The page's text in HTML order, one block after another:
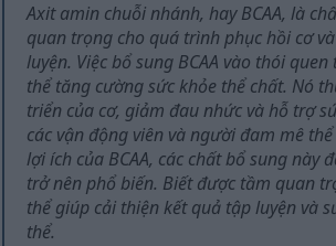
Axit amin chuỗi nhánh, hay BCAA, là
quan trọng cho quá trình phục hồi cơ
luyện. Việc bổ sung BCAA vào thói
thể tăng cường sức khỏe thể chất. Nó
triển của cơ, giảm đau nhức và hỗ trợ
các vận động viên và người đam mê
lợi ích của BCAA, các chất bổ sung này
trở nên phổ biến. Biết được tầm quan
thể giúp cải thiện kết quả tập luyện và
thể.